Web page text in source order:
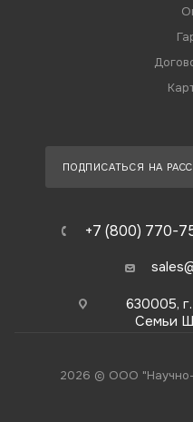
ПОДПИСАТЬСЯ НА
+7 (800) 770-
630005,
Семьи
2026 © ООО "Научно-